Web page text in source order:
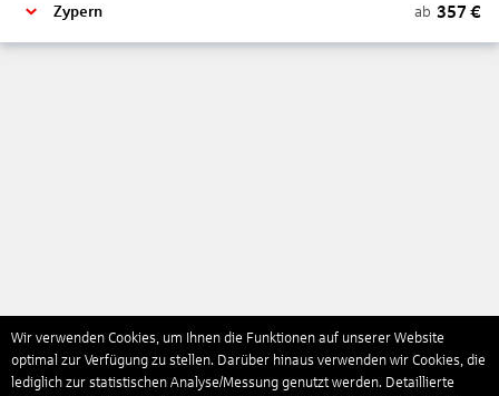
Zypern ab 357 €
Wir verwenden Cookies, um Ihnen die Funktionen auf unserer Website
optimal zur Verfügung zu stellen. Darüber hinaus verwenden wir Cookies, die
lediglich zur statistischen Analyse/Messung genutzt werden. Detaillierte